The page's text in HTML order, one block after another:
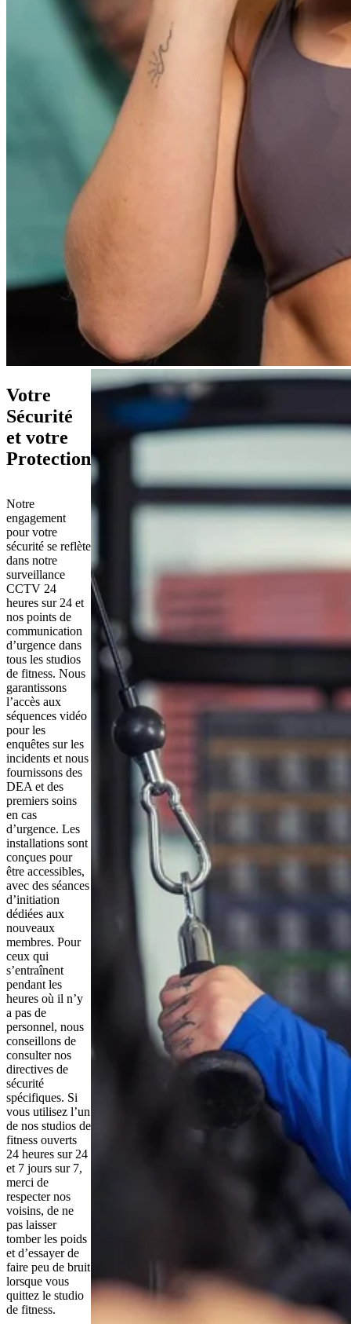
Votre
Sécurité
et votre
Protection
Notre
engagement
pour votre
sécurité se reflète
dans notre
surveillance
CCTV 24
heures sur 24 et
nos points de
communication
d’urgence dans
tous les studios
de fitness. Nous
garantissons
l’accès aux
séquences vidéo
pour les
enquêtes sur les
incidents et nous
fournissons des
DEA et des
premiers soins
en cas
d’urgence. Les
installations sont
conçues pour
être accessibles,
avec des séances
d’initiation
dédiées aux
nouveaux
membres. Pour
ceux qui
s’entraînent
pendant les
heures où il n’y
a pas de
personnel, nous
conseillons de
consulter nos
directives de
sécurité
spécifiques. Si
vous utilisez l’un
de nos studios de
fitness ouverts
24 heures sur 24
et 7 jours sur 7,
merci de
respecter nos
voisins, de ne
pas laisser
tomber les poids
et d’essayer de
faire peu de bruit
lorsque vous
quittez le studio
de fitness.